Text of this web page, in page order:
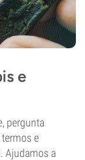
e
pergunta
e
Ajudamos a